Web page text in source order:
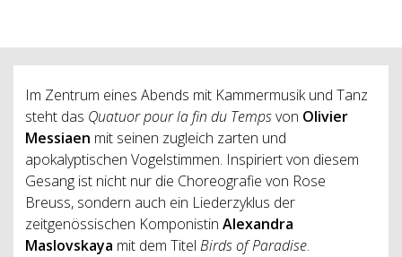
Im Zentrum eines Abends mit Kammermusik und Tanz
steht das Quatuor pour la fin du Tempsvon Olivier
Messiaen mit seinen zugleich zarten und
apokalyptischen Vogelstimmen. Inspiriert von diesem
Gesang ist nicht nur die Choreografie von Rose
Breuss, sondern auch ein Liederzyklus der
zeitgenössischen Komponistin Alexandra
Maslovskaya mit dem Titel Birds of Paradise.